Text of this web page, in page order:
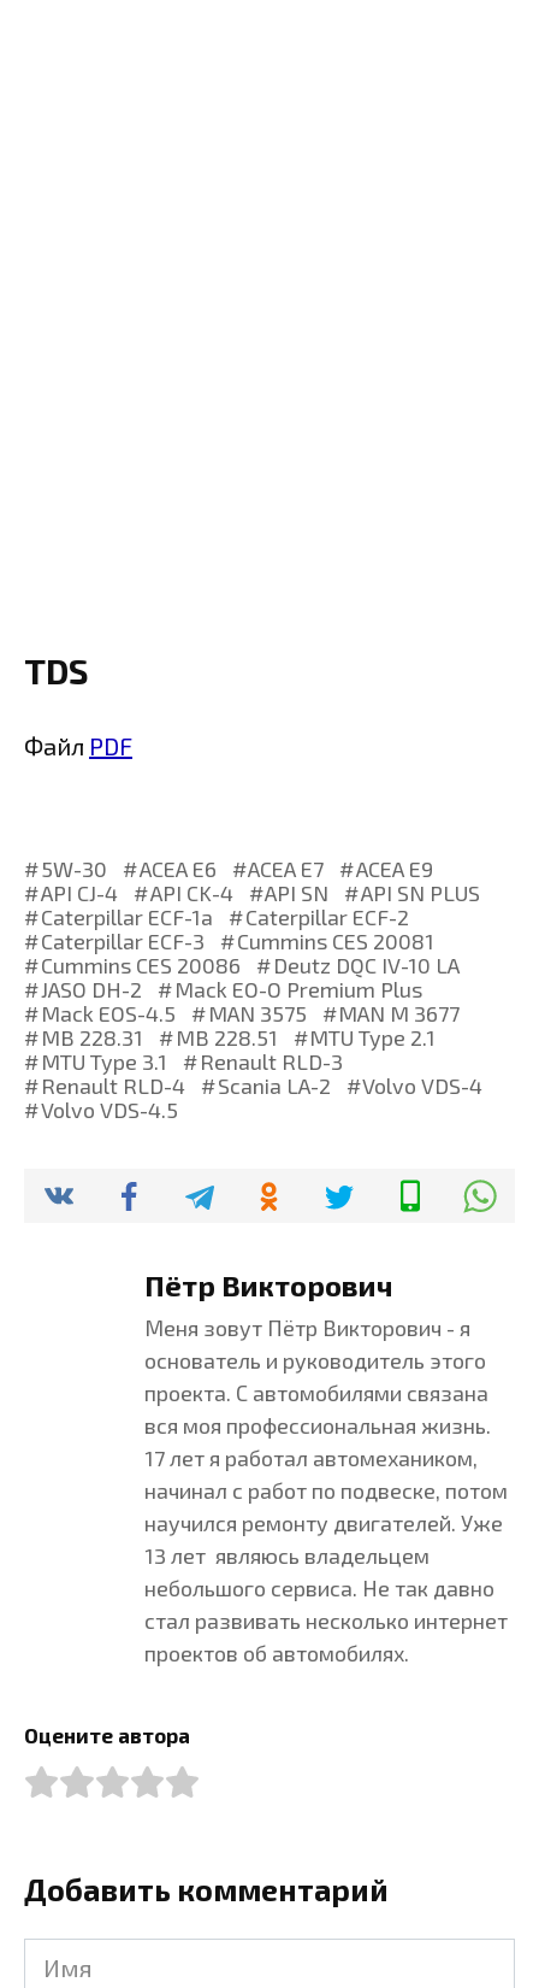
TDS
Файл PDF
5W-30 ACEA E6 ACEA E7
ACEA E9
API CJ-4
API CK-4 API SN
API SN PLUS
Caterpillar ECF-1a
Caterpillar ECF-2
Caterpillar ECF-3
Cummins CES 20081
Cummins CES 20086
Deutz DQC IV-10 LA
JASO DH-2
Mack EO-O Premium Plus
Mack EOS-4.5
MAN 3575
MAN M 3677
MB 228.31
MB 228.51
MTU Type 2.1
MTU Type 3.1
Renault RLD-3
Renault RLD-4
Scania LA-2
Volvo VDS-4
Volvo VDS-4.5
Пётр Викторович
Меня зовут Пётр Викторович - я
основатель и руководитель этого
проекта. С автомобилями связана
вся моя профессиональная жизнь.
17 лет я работал автомехаником,
начинал с работ по подвеске, потом
научился ремонту двигателей. Уже
13 лет являюсь владельцем
небольшого сервиса. Не так давно
стал развивать несколько интернет
проектов об автомобилях.
Оцените автора
Добавить комментарий